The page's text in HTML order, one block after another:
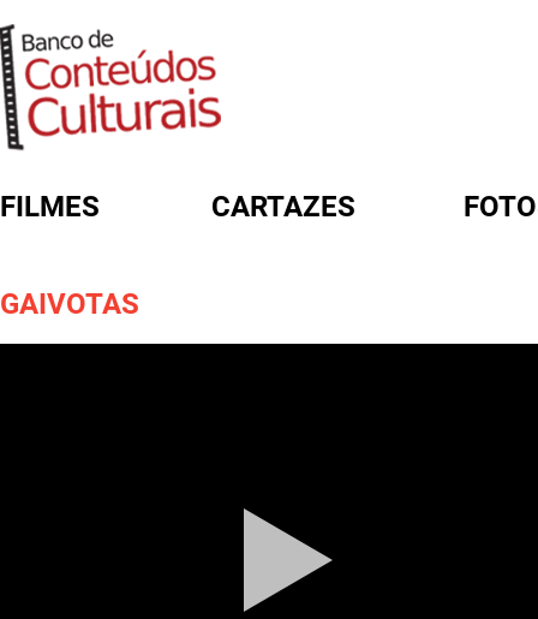
FILMES CARTAZES
GAIVOTAS